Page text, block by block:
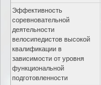
Эффективность
соревновательной
деятельности
велосипедистов высокой
квалификации в
зависимости от уровня
функциональной
подготовленности